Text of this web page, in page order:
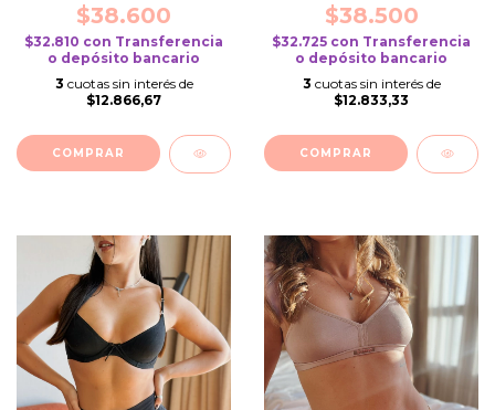
$38.600
$32.810 con Transferencia
o depósito bancario
3 cuotas sin interés de
$12.866,67
COMPRAR
$38.500
$32.725 con Transferencia
o depósito bancario
3 cuotas sin interés de
$12.833,33
COMPRAR